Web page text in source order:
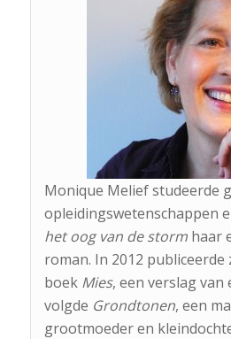
Monique Melief studeerde
opleidingswetenschappen
het oog van de stormhaar
roman. In 2012 publiceerde
boek Mies, een verslag van
volgde Grondtonen, een
grootmoeder en